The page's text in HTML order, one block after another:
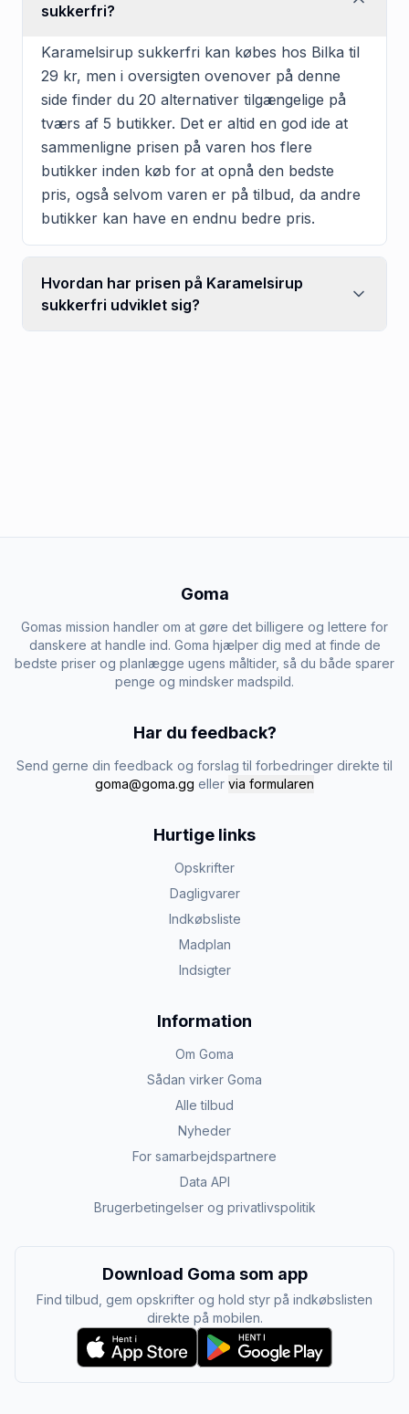
sukkerfri?
Karamelsirup sukkerfri kan købes hos Bilka til
29 kr, men i oversigten ovenover på denne
side finder du 20 alternativer tilgængelige på
tværs af 5 butikker. Det er altid en god ide at
sammenligne prisen på varen hos flere
butikker inden køb for at opnå den bedste
pris, også selvom varen er på tilbud, da andre
butikker kan have en endnu bedre pris.
Hvordan har prisen på Karamelsirup
sukkerfri udviklet sig?
Goma
Gomas mission handler om at gøre det billigere og lettere for
danskere at handle ind. Goma hjælper dig med at finde de
bedste priser og planlægge ugens måltider, så du både sparer
penge og mindsker madspild.
Har du feedback?
Send gerne din feedback og forslag til forbedringer direkte til
goma@goma.gg eller via formularen
Hurtige links
Opskrifter
Dagligvarer
Indkøbsliste
Madplan
Indsigter
Information
Om Goma
Sådan virker Goma
Alle tilbud
Nyheder
For samarbejdspartnere
Data API
Brugerbetingelser og privatlivspolitik
Download Goma som app
Find tilbud, gem opskrifter og hold styr på indkøbslisten
direkte på mobilen.